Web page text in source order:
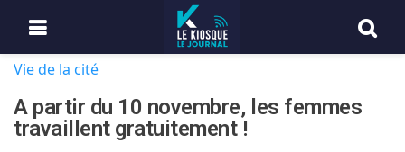
Vie de la cité
A partir du 10 novembre, les femmes
travaillent gratuitement !